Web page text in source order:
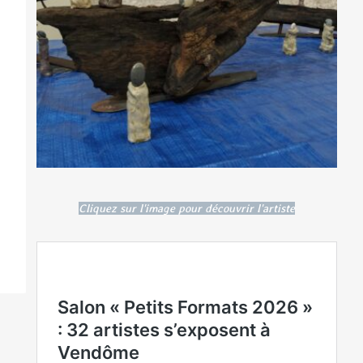
Cliquez sur l'image pour découvrir l'artiste